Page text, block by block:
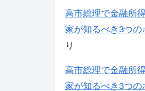
高市総理で金融所
家が知るべき3つの
り
高市総理で金融所
家が知るべき3つの